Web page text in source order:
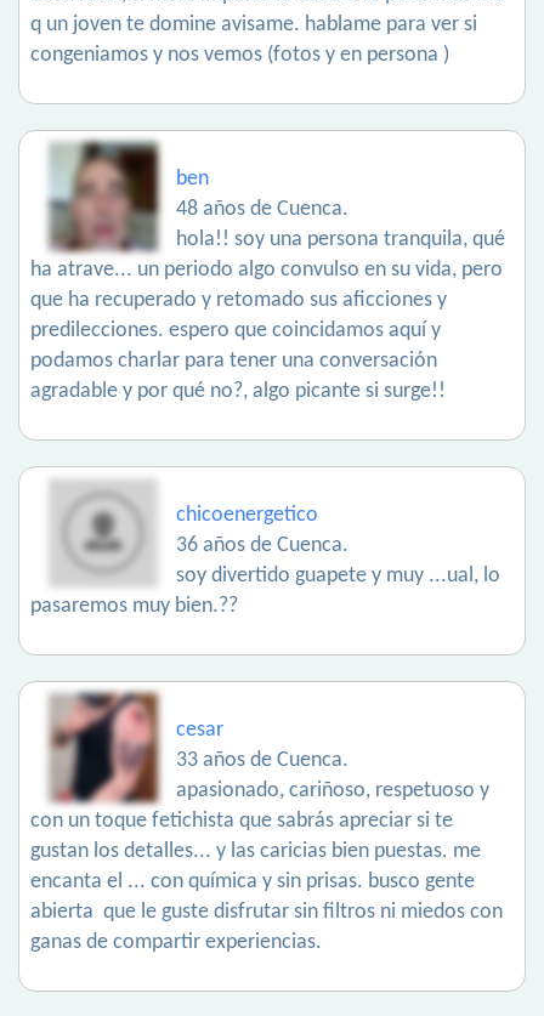
q un joven te domine avisame. hablame para ver si
congeniamos y nos vemos (fotos y en persona )
ben
48 años de Cuenca.
hola!! soy una persona tranquila, qué
ha atrave... un periodo algo convulso en su vida, pero
que ha recuperado y retomado sus aficciones y
predilecciones. espero que coincidamos aquí y
podamos charlar para tener una conversación
agradable y por qué no?, algo picante si surge!!
chicoenergetico
36 años de Cuenca.
soy divertido guapete y muy ...ual, lo
pasaremos muy bien.??
cesar
33 años de Cuenca.
apasionado, cariñoso, respetuoso y
con un toque fetichista que sabrás apreciar si te
gustan los detalles... y las caricias bien puestas. me
encanta el ... con química y sin prisas. busco gente
abierta que le guste disfrutar sin filtros ni miedos con
ganas de compartir experiencias.